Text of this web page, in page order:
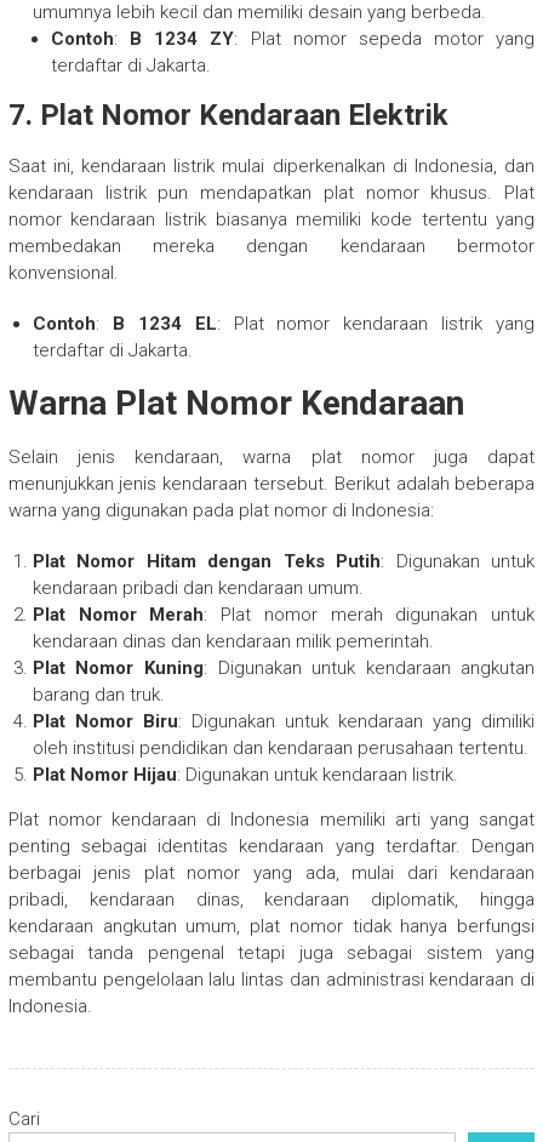
umumnya lebih kecil dan memiliki desain yang berbeda.
Contoh: B 1234 ZY: Plat nomor sepeda motor yang
terdaftar di Jakarta.
7. Plat Nomor Kendaraan Elektrik
Saat ini, kendaraan listrik mulai diperkenalkan di Indonesia, dan
kendaraan listrik pun mendapatkan plat nomor khusus. Plat
nomor kendaraan listrik biasanya memiliki kode tertentu yang
membedakan mereka dengan kendaraan bermotor
konvensional.
Contoh: B 1234 EL: Plat nomor kendaraan listrik yang
terdaftar di Jakarta.
Warna Plat Nomor Kendaraan
Selain jenis kendaraan, warna plat nomor juga dapat
menunjukkan jenis kendaraan tersebut. Berikut adalah beberapa
warna yang digunakan pada plat nomor di Indonesia:
Plat Nomor Hitam dengan Teks Putih: Digunakan untuk
kendaraan pribadi dan kendaraan umum.
Plat Nomor Merah: Plat nomor merah digunakan untuk
kendaraan dinas dan kendaraan milik pemerintah.
Plat Nomor Kuning: Digunakan untuk kendaraan angkutan
barang dan truk.
Plat Nomor Biru: Digunakan untuk kendaraan yang dimiliki
oleh institusi pendidikan dan kendaraan perusahaan tertentu.
Plat Nomor Hijau: Digunakan untuk kendaraan listrik.
Plat nomor kendaraan di Indonesia memiliki arti yang sangat
penting sebagai identitas kendaraan yang terdaftar. Dengan
berbagai jenis plat nomor yang ada, mulai dari kendaraan
pribadi, kendaraan dinas, kendaraan diplomatik, hingga
kendaraan angkutan umum, plat nomor tidak hanya berfungsi
sebagai tanda pengenal tetapi juga sebagai sistem yang
membantu pengelolaan lalu lintas dan administrasi kendaraan di
Indonesia.
Cari